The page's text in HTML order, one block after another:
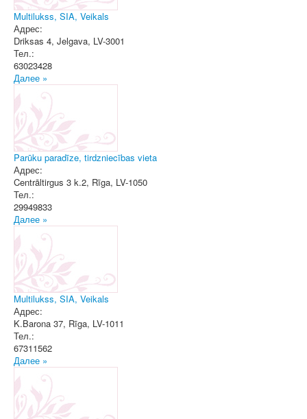
Multilukss, SIA, Veikals
Адрес:
Driksas 4, Jelgava, LV-3001
Тел.:
63023428
Далее »
Parūku paradīze, tirdzniecības vieta
Адрес:
Centrāltirgus 3 k.2, Rīga, LV-1050
Тел.:
29949833
Далее »
Multilukss, SIA, Veikals
Адрес:
K.Barona 37, Rīga, LV-1011
Тел.:
67311562
Далее »